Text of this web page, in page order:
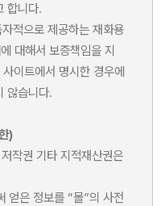
합니다.
적으로 제공하는 재화용
대해서 보증책임을 지
이트에서 명시한 경우에
않습니다.
)
작권 기타 지적재산권은
얻은 정보를 “몰”의 사전